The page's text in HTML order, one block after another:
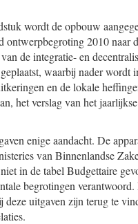
wordt de opbouw
ontwerpbegroting 2010
de integratie- en
waarbij nader wordt
en de lokale
het verslag van het
enige aandacht. De
van Binnenlandse
in de tabel Budgettaire
begrotingen
uitgaven zijn terug te